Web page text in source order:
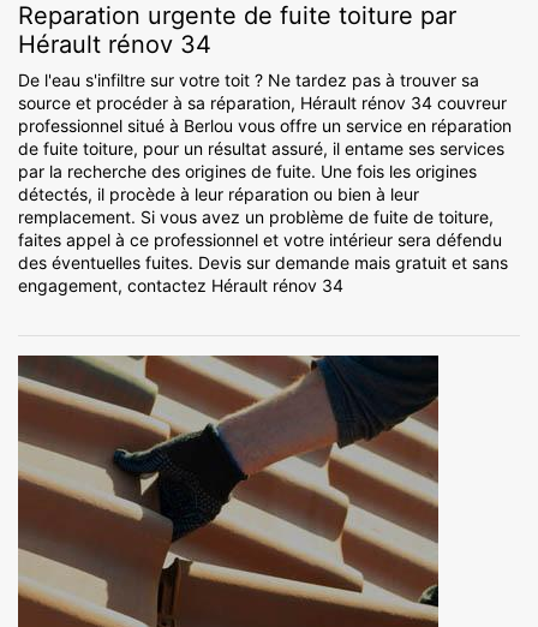
Reparation urgente de fuite toiture par
Hérault rénov 34
De l'eau s'infiltre sur votre toit ? Ne tardez pas à trouver sa
source et procéder à sa réparation, Hérault rénov 34 couvreur
professionnel situé à Berlou vous offre un service en réparation
de fuite toiture, pour un résultat assuré, il entame ses services
par la recherche des origines de fuite. Une fois les origines
détectés, il procède à leur réparation ou bien à leur
remplacement. Si vous avez un problème de fuite de toiture,
faites appel à ce professionnel et votre intérieur sera défendu
des éventuelles fuites. Devis sur demande mais gratuit et sans
engagement, contactez Hérault rénov 34